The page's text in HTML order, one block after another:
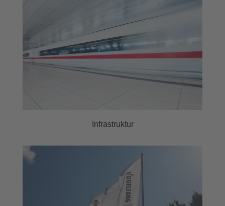
Infrastruktur